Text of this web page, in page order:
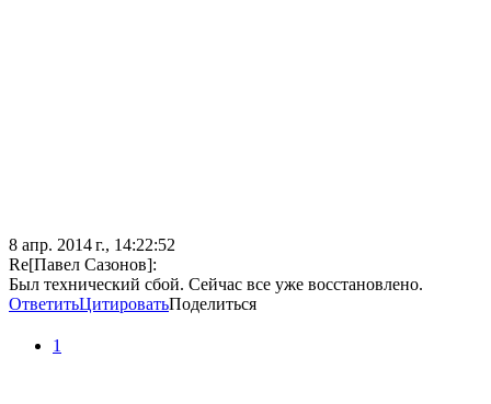
8 апр. 2014 г., 14:22:52
Re[Павел Сазонов]:
Был технический сбой. Сейчас все уже восстановлено.
ОтветитьЦитироватьПоделиться
1